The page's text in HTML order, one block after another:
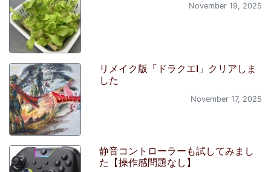
November 19, 2025
リメイク版「ドラクエI」クリアしま
した
November 17, 2025
静音コントローラーも試してみまし
た【操作感問題なし】